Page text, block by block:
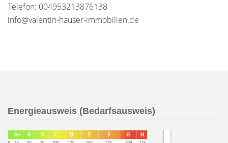
Telefon: 004953213876138
info@valentin-hauser-immobilien.de
Energieausweis (Bedarfsausweis)